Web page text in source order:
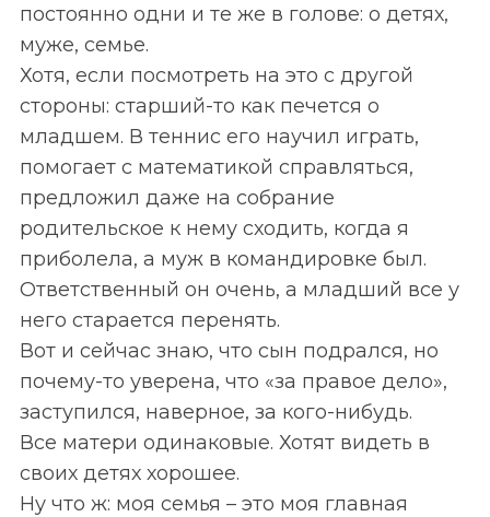
постоянно одни и те же в голове: о детях,
муже, семье.
Хотя, если посмотреть на это с другой
стороны: старший-то как печется о
младшем. В теннис его научил играть,
помогает с математикой справляться,
предложил даже на собрание
родительское к нему сходить, когда я
приболела, а муж в командировке был.
Ответственный он очень, а младший все у
него старается перенять.
Вот и сейчас знаю, что сын подрался, но
почему-то уверена, что «за правое дело»,
заступился, наверное, за кого-нибудь.
Все матери одинаковые. Хотят видеть в
своих детях хорошее.
Ну что ж: моя семья – это моя главная